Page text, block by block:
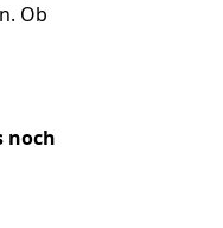
Ob
noch